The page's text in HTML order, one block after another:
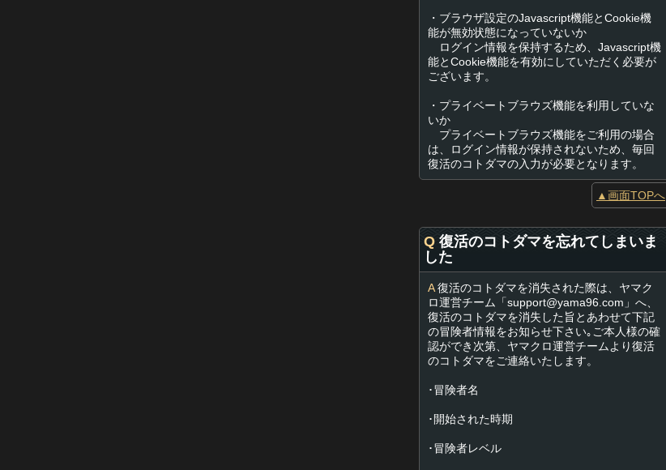
・ブラウザ設定のJavascript機能とCookie機
能が無効状態になっていないか
ログイン情報を保持するため、Javascript機
能とCookie機能を有効にしていただく必要が
ございます。
・プライベートブラウズ機能を利用していな
いか
プライベートブラウズ機能をご利用の場合
は、ログイン情報が保持されないため、毎回
復活のコトダマの入力が必要となります。
▲画面TOPへ
Q 復活のコトダマを忘れてしまいま
した
A復活のコトダマを消失された際は、ヤマク
ロ運営チーム「support@yama96.com 」へ、
復活のコトダマを消失した旨とあわせて下記
の冒険者情報をお知らせ下さい｡ご本人様の確
認ができ次第、ヤマクロ運営チームより復活
のコトダマをご連絡いたします。
･冒険者名
･開始された時期
･冒険者レベル